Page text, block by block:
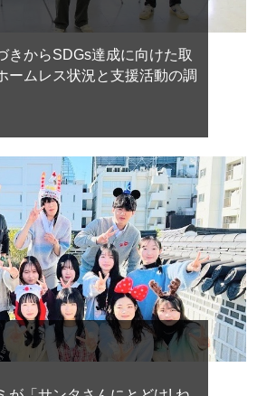
きからSDGs達成に向けた取
ームレス状況と支援活動の調